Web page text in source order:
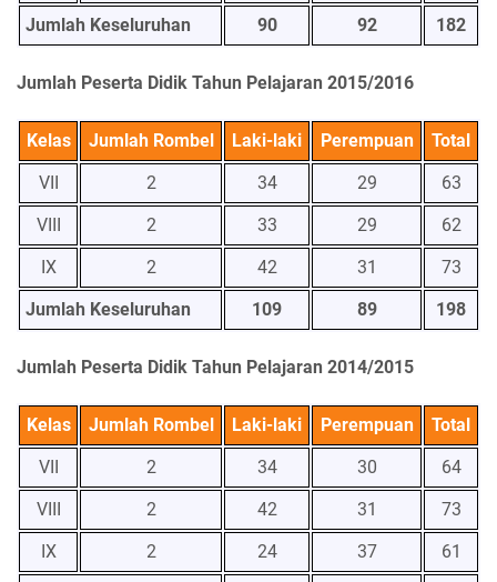
Jumlah Keseluruhan
90 92 182
Jumlah Peserta Didik Tahun Pelajaran 2015/2016
Kelas Jumlah Rombel Laki-laki Perempuan
Total
VII
2 34 29
63
VIII
2 33 29
62
IX
2 42 31
73
Jumlah Keseluruhan
109 89 198
Jumlah Peserta Didik Tahun Pelajaran 2014/2015
Kelas Jumlah Rombel Laki-laki Perempuan
Total
VII
2 34 30
64
VIII
2 42 31
73
IX
2 24 37 61